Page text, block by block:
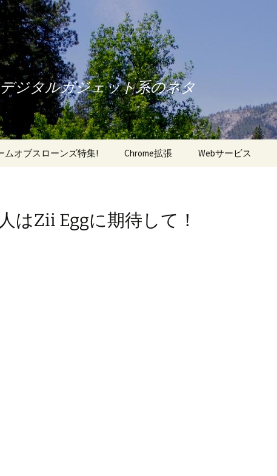
ジタルガジェット系のネタ
ムオブスローンズ特集! Chrome拡張 Webサービス
はZii Eggに期待して！